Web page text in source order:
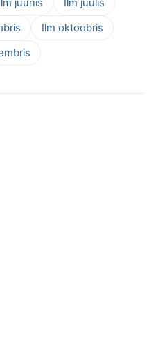
Ilm juunis
Ilm juulis
Ilm oktoobris